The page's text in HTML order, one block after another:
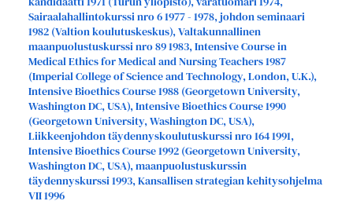
Sairaalahallintokurssi nro 6 1977 - 1978, johdon seminaari
1982 (Valtion koulutuskeskus), Valtakunnallinen
maanpuolustuskurssi nro 89 1983, Intensive Course in
Medical Ethics for Medical and Nursing Teachers 1987
(Imperial College of Science and Technology, London, U.K.),
Intensive Bioethics Course 1988 (Georgetown University,
Washington DC, USA), Intensive Bioethics Course 1990
(Georgetown University, Washington DC, USA),
Liikkeenjohdon täydennyskoulutuskurssi nro 164 1991,
Intensive Bioethics Course 1992 (Georgetown University,
Washington DC, USA), maanpuolustuskurssin
täydennyskurssi 1993, Kansallisen strategian kehitysohjelma
VII 1996